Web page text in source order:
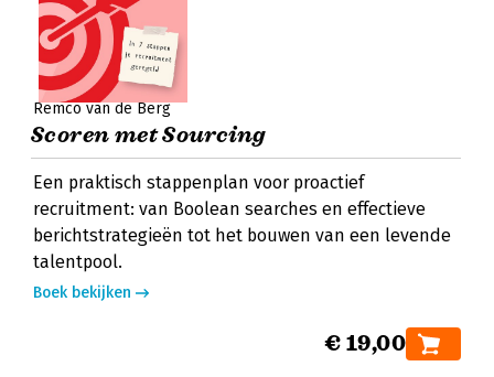
Remco van de Berg
Scoren met Sourcing
Een praktisch stappenplan voor proactief
recruitment: van Boolean searches en effectieve
berichtstrategieën tot het bouwen van een levende
talentpool.
Boek bekijken
€ 19,00